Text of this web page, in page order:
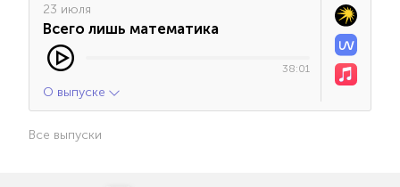
23 июля
Всего лишь математика
38:01
О выпуске
Все выпуски